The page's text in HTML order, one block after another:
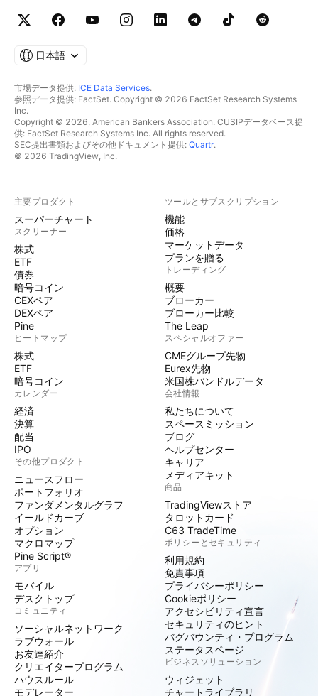
日本語
市場データ提供: ICE Data Services.
参照データ提供: FactSet. Copyright © 2026 FactSet Research Systems
Inc.
Copyright © 2026, American Bankers Association. CUSIPデータベース提
供: FactSet Research Systems Inc. All rights reserved.
SEC提出書類およびその他ドキュメント提供: Quartr.
© 2026 TradingView, Inc.
主要プロダクト
スーパーチャート
スクリーナー
株式
ETF
債券
暗号コイン
CEXペア
DEXペア
Pine
ヒートマップ
株式
ETF
暗号コイン
カレンダー
経済
決算
配当
IPO
その他プロダクト
ニュースフロー
ポートフォリオ
ファンダメンタルグラフ
イールドカーブ
オプション
マクロマップ
Pine Script®
アプリ
モバイル
デスクトップ
コミュニティ
ソーシャルネットワーク
ラブウォール
お友達紹介
クリエイタープログラム
ハウスルール
モデレーター
ツールとサブスクリプション
機能
価格
マーケットデータ
プランを贈る
トレーディング
概要
ブローカー
ブローカー比較
The Leap
スペシャルオファー
CMEグループ先物
Eurex先物
米国株バンドルデータ
会社情報
私たちについて
スペースミッション
ブログ
ヘルプセンター
キャリア
メディアキット
商品
TradingViewストア
タロットカード
C63 TradeTime
ポリシーとセキュリティ
利用規約
免責事項
プライバシーポリシー
Cookieポリシー
アクセシビリティ宣言
セキュリティのヒント
バグバウンティ・プログラム
ステータスページ
ビジネスソリューション
ウィジェット
チャートライブラリ